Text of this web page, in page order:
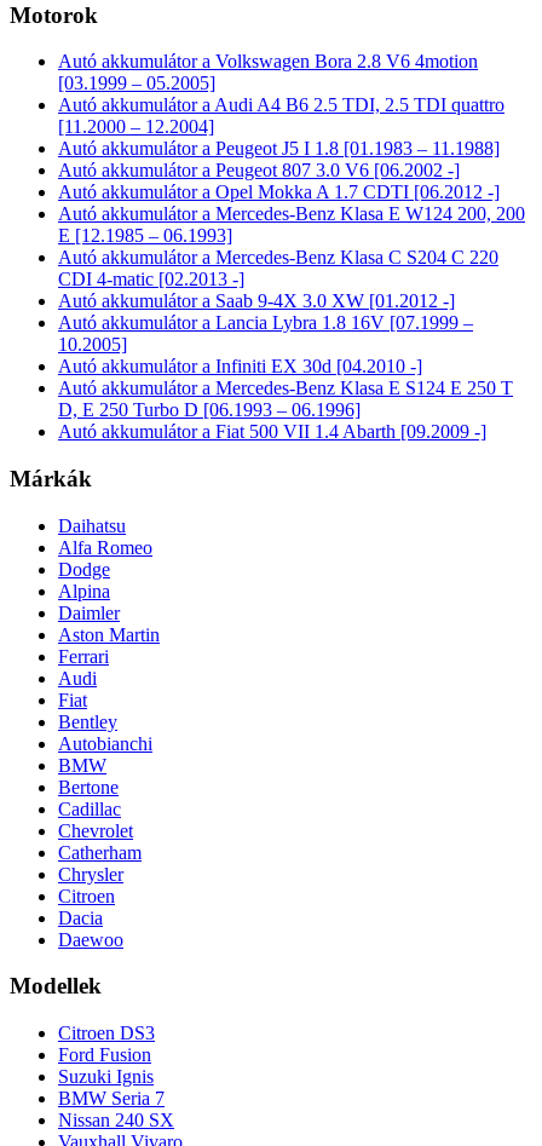
Motorok
Autó akkumulátor a Volkswagen Bora 2.8 V6 4motion
[03.1999 – 05.2005]
Autó akkumulátor a Audi A4 B6 2.5 TDI, 2.5 TDI quattro
[11.2000 – 12.2004]
Autó akkumulátor a Peugeot J5 I 1.8 [01.1983 – 11.1988]
Autó akkumulátor a Peugeot 807 3.0 V6 [06.2002 -]
Autó akkumulátor a Opel Mokka A 1.7 CDTI [06.2012 -]
Autó akkumulátor a Mercedes-Benz Klasa E W124 200, 200
E [12.1985 – 06.1993]
Autó akkumulátor a Mercedes-Benz Klasa C S204 C 220
CDI 4-matic [02.2013 -]
Autó akkumulátor a Saab 9-4X 3.0 XW [01.2012 -]
Autó akkumulátor a Lancia Lybra 1.8 16V [07.1999 –
10.2005]
Autó akkumulátor a Infiniti EX 30d [04.2010 -]
Autó akkumulátor a Mercedes-Benz Klasa E S124 E 250 T
D, E 250 Turbo D [06.1993 – 06.1996]
Autó akkumulátor a Fiat 500 VII 1.4 Abarth [09.2009 -]
Márkák
Daihatsu
Alfa Romeo
Dodge
Alpina
Daimler
Aston Martin
Ferrari
Audi
Fiat
Bentley
Autobianchi
BMW
Bertone
Cadillac
Chevrolet
Catherham
Chrysler
Citroen
Dacia
Daewoo
Modellek
Citroen DS3
Ford Fusion
Suzuki Ignis
BMW Seria 7
Nissan 240 SX